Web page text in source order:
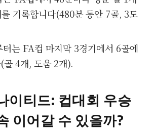
기록합니다(480분 동안 7골, 3도
는 FA컵 마지막 3경기에서 6골에
골 4개, 도움 2개).
이티드: 컵대회 우승
이어갈 수 있을까?